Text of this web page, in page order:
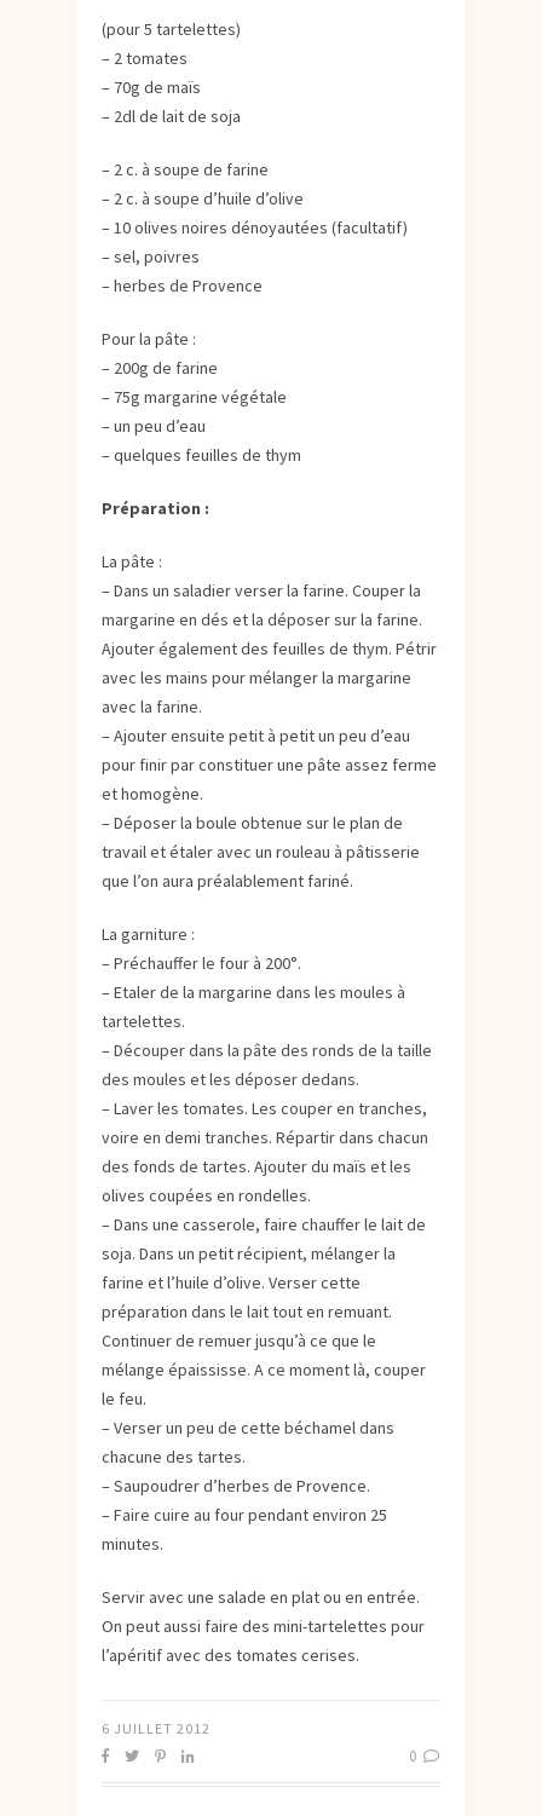
(pour 5 tartelettes)
– 2 tomates
– 70g de maïs
– 2dl de lait de soja
– 2 c. à soupe de farine
– 2 c. à soupe d’huile d’olive
– 10 olives noires dénoyautées (facultatif)
– sel, poivres
– herbes de Provence
Pour la pâte :
– 200g de farine
– 75g margarine végétale
– un peu d’eau
– quelques feuilles de thym
Préparation :
La pâte :
– Dans un saladier verser la farine. Couper la
margarine en dés et la déposer sur la farine.
Ajouter également des feuilles de thym. Pétrir
avec les mains pour mélanger la margarine
avec la farine.
– Ajouter ensuite petit à petit un peu d’eau
pour finir par constituer une pâte assez ferme
et homogène.
– Déposer la boule obtenue sur le plan de
travail et étaler avec un rouleau à pâtisserie
que l’on aura préalablement fariné.
La garniture :
– Préchauffer le four à 200°.
– Etaler de la margarine dans les moules à
tartelettes.
– Découper dans la pâte des ronds de la taille
des moules et les déposer dedans.
– Laver les tomates. Les couper en tranches,
voire en demi tranches. Répartir dans chacun
des fonds de tartes. Ajouter du maïs et les
olives coupées en rondelles.
– Dans une casserole, faire chauffer le lait de
soja. Dans un petit récipient, mélanger la
farine et l’huile d’olive. Verser cette
préparation dans le lait tout en remuant.
Continuer de remuer jusqu’à ce que le
mélange épaississe. A ce moment là, couper
le feu.
– Verser un peu de cette béchamel dans
chacune des tartes.
– Saupoudrer d’herbes de Provence.
– Faire cuire au four pendant environ 25
minutes.
Servir avec une salade en plat ou en entrée.
On peut aussi faire des mini-tartelettes pour
l’apéritif avec des tomates cerises.
6 JUILLET 2012
0